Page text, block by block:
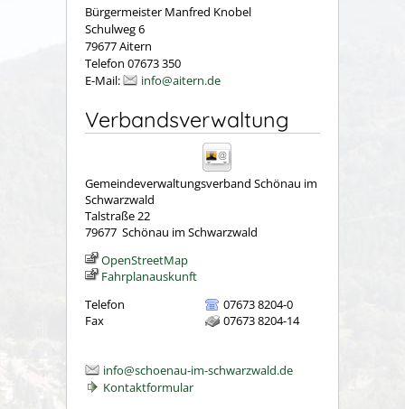
Bürgermeister Manfred Knobel
Schulweg 6
79677 Aitern
Telefon 07673 350
E-Mail:
info@aitern.de
Verbandsverwaltung
Gemeindeverwaltungsverband Schönau im
Schwarzwald
Talstraße 22
79677 Schönau im Schwarzwald
OpenStreetMap
Fahrplanauskunft
Telefon
07673 8204-0
Fax
07673 8204-14
info@schoenau-im-schwarzwald.de
Kontaktformular